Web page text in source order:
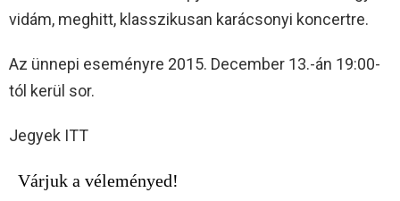
vidám, meghitt, klasszikusan karácsonyi koncertre.
Az ünnepi eseményre 2015. December 13.-án 19:00-
tól kerül sor.
Jegyek ITT
Várjuk a véleményed!